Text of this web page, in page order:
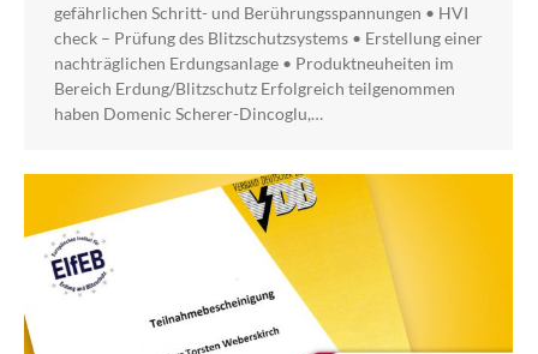
gefährlichen Schritt- und Berührungsspannungen • HVI
check – Prüfung des Blitzschutzsystems • Erstellung einer
nachträglichen Erdungsanlage • Produktneuheiten im
Bereich Erdung/Blitzschutz Erfolgreich teilgenommen
haben Domenic Scherer-Dincoglu,…